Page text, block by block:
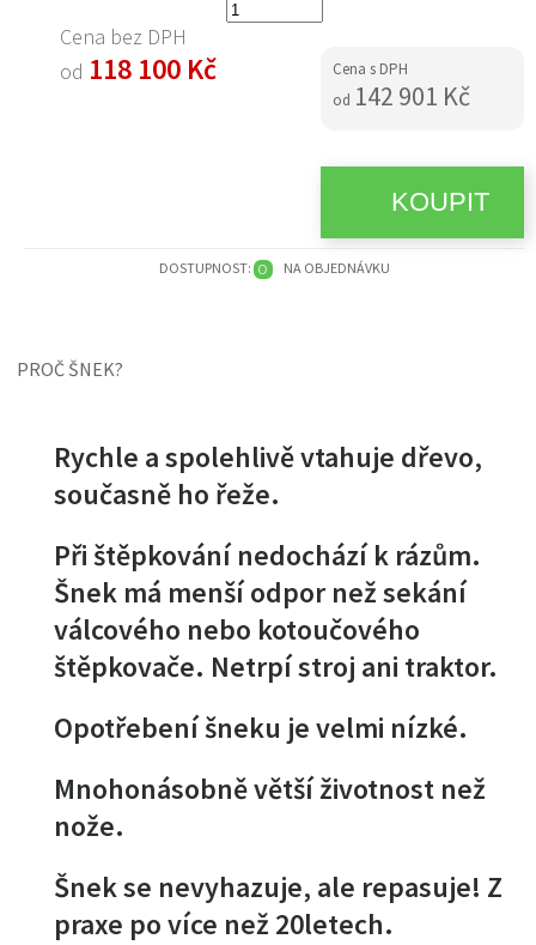
Cena bez DPH
od 118 100 Kč
Cena s DPH
od 142 901 Kč
DOSTUPNOST: O NA OBJEDNÁVKU
PROČ ŠNEK?
Rychle a spolehlivě vtahuje dřevo,
současně ho řeže.
Při štěpkování nedochází k rázům.
Šnek má menší odpor než sekání
válcového nebo kotoučového
štěpkovače. Netrpí stroj ani traktor.
Opotřebení šneku je velmi nízké.
Mnohonásobně větší životnost než
nože.
Šnek se nevyhazuje, ale repasuje! Z
praxe po více než 20letech.